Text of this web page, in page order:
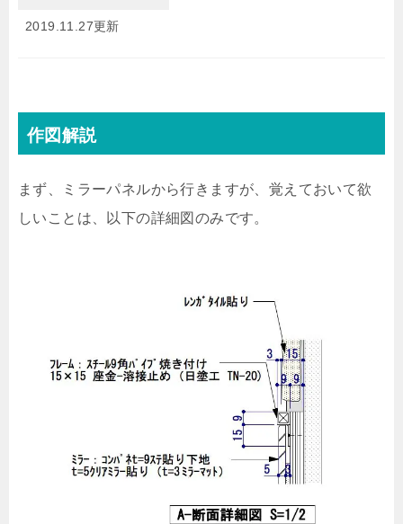
2019.11.27更新
作図解説
まず、ミラーパネルから行きますが、覚えておいて欲
しいことは、以下の詳細図のみです。